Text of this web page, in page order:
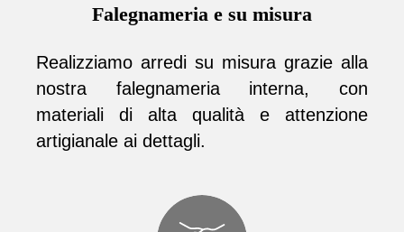
Falegnameria e su misura
Realizziamo arredi su misura grazie alla
nostra falegnameria interna, con
materiali di alta qualità e attenzione
artigianale ai dettagli.